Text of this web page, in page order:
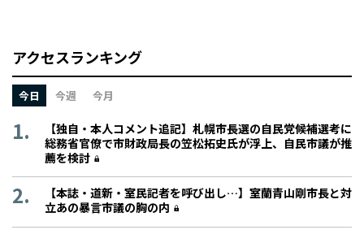
アクセスランキング
今日 今週 今月
【独自・本人コメント追記】札幌市長選の自民党候補選考に
総務省官僚で市財政局長の笠松拓史氏が浮上、自民市議が推
薦を検討
【本誌・道新・室民記者を呼び出し…】室蘭青山剛市長と対
立あの暴言市議の胸の内